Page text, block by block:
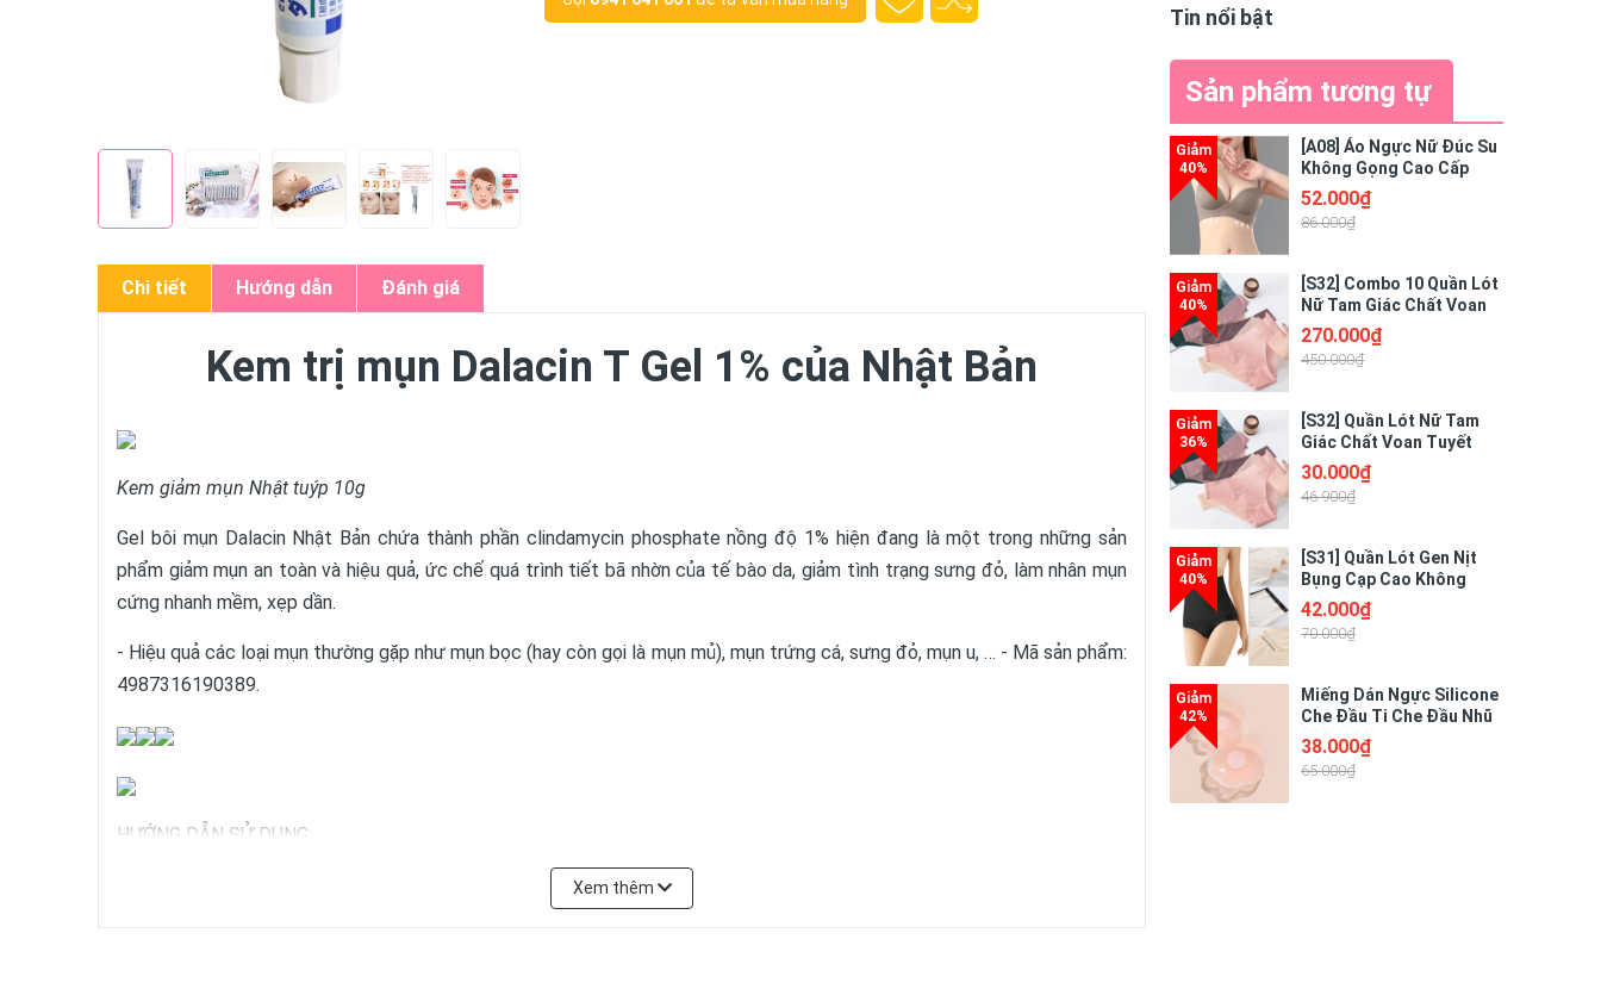
Chi tiết Hướng dẫn Đánh giá
Kem trị mụn Dalacin T Gel 1% của Nhật Bản
Kem giảm mụn Nhật tuýp 10g
Gel bôi mụn Dalacin Nhật Bản chứa thành phần clindamycin phosphate nồng độ 1% hiện đang là một trong những sản
phẩm giảm mụn an toàn và hiệu quả, ức chế quá trình tiết bã nhờn của tế bào da, giảm tình trạng sưng đỏ, làm nhân mụn
cứng nhanh mềm, xẹp dần.
- Hiệu quả các loại mụn thường gặp như mụn bọc (hay còn gọi là mụn mủ), mụn trứng cá, sưng đỏ, mụn u, … - Mã sản phẩm:
4987316190389.
HƯỚNG DẪN SỬ DỤNG:
- Rửa sạch mặt bằng sữa rửa mặt. - Bôi 1 lượng kem vừa đủ lên vùng mụn, massage để kem thấm vào bên trong da mặt. -
Sử dụng trước khi đi ngủ. - Khi bắt đầu có dấu hiệu mọc mụn, bạn cần bôi luôn vào vùng da cần để ngăn chặn tình trạng
Xem thêm
Tin nổi bật
Sản phẩm tương tự
[A08] Áo Ngực Nữ Đúc Su
Không Gọng Cao Cấp
Thiết Kế Nâng Ngực
Quyến Rũ Điệu Đà
52.000₫
86.000₫
[S32] Combo 10 Quần Lót
Nữ Tam Giác Chất Voan
Tuyết Tàng Hình Cao Cấp
Freesize - GIAO MÀU
NGẪU NHIÊN
270.000₫
450.000₫
[S32] Quần Lót Nữ Tam
Giác Chất Voan Tuyết
Tàng Hình Cao Cấp
30.000₫
46.900₫
[S31] Quần Lót Gen Nịt
Bụng Cạp Cao Không
Viền May Chống Lộ Chất
Liệu Su Mềm Mại Mát
Lạnh Giúp Thon Gọn Tôn
42.000₫
70.000₫
Miếng Dán Ngực Silicone
Che Đầu Ti Che Đầu Nhũ
Hoa Tàng Hình Siêu Dính
- Hộp 5 Cặp (10 Miếng)
38.000₫
65.000₫